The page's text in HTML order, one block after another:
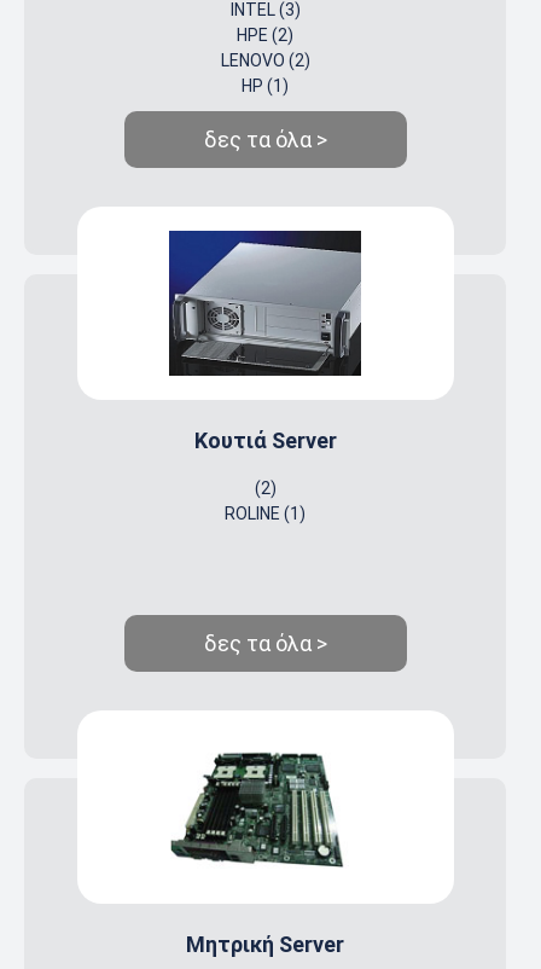
INTEL (3)
HPE (2)
LENOVO (2)
HP (1)
δες τα όλα >
Κουτιά Server
(2)
ROLINE (1)
δες τα όλα >
Μητρική Server